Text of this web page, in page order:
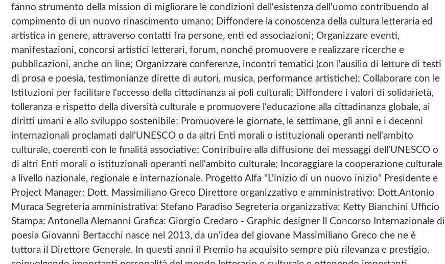
O
D
fanno strumento della mission di migliorare le condizioni dell'esistenza dell'uomo contribuendo al
compimento di un nuovo rinascimento umano; Diffondere la conoscenza della cultura letteraria ed
artistica in genere, attraverso contatti fra persone, enti ed associazioni; Organizzare eventi,
manifestazioni, concorsi artistici letterari, forum, nonché promuovere e realizzare ricerche e
pubblicazioni, anche on line; Organizzare conferenze, incontri tematici (con l'ausilio di letture di testi
di prosa e poesia, testimonianze dirette di autori, musica, performance artistiche); Collaborare con le
Istituzioni per facilitare l'accesso della cittadinanza ai poli culturali; Diffondere i valori di solidarietà,
tolleranza e rispetto della diversità culturale e promuovere l'educazione alla cittadinanza globale, ai
diritti umani e allo sviluppo sostenibile; Promuovere le giornate, le settimane, gli anni e i decenni
internazionali proclamati dall'UNESCO o da altri Enti morali o istituzionali operanti nell'ambito
culturale, coerenti con le finalità associative; Contribuire alla diffusione dei messaggi dell'UNESCO o
di altri Enti morali o istituzionali operanti nell'ambito culturale; Incoraggiare la cooperazione culturale
a livello nazionale, regionale e internazionale. Progetto Alfa "L'inizio di un nuovo inizio" Presidente e
Project Manager: Dott. Massimiliano Greco Direttore organizzativo e amministrativo: Dott.Antonio
Muraca Segreteria amministrativa: Stefano Paradiso Segreteria organizzativa: Ketty Bianchini Ufficio
Stampa: Antonella Alemanni Grafica: Giorgio Credaro - Graphic designer Il Concorso Internazionale di
poesia Giovanni Bertacchi nasce nel 2013, da un'idea del giovane Massimiliano Greco che ne è
tuttora il Direttore Generale. In questi anni il Premio ha acquisito sempre più rilevanza e prestigio,